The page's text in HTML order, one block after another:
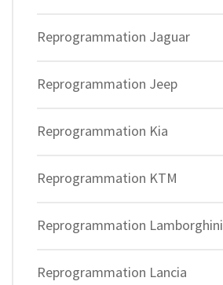
Reprogrammation Jaguar
Reprogrammation Jeep
Reprogrammation Kia
Reprogrammation KTM
Reprogrammation Lamborghini
Reprogrammation Lancia